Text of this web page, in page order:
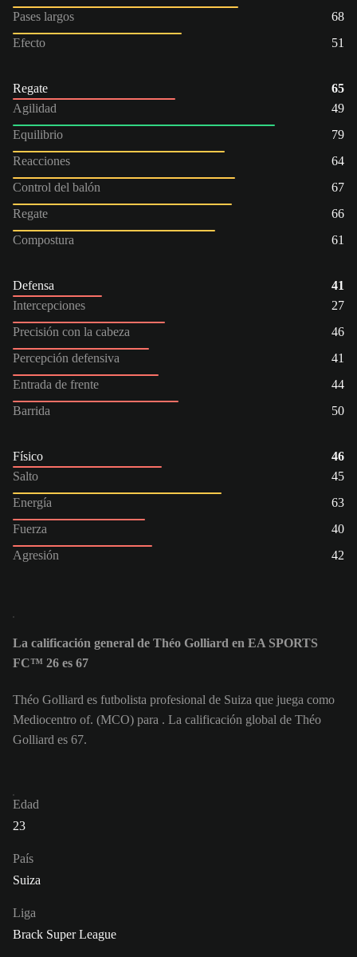
Pases largos
68
Efecto
51
Regate
65
Agilidad
49
Equilibrio
79
Reacciones
64
Control del balón
67
Regate
66
Compostura
61
Defensa
41
Intercepciones
27
Precisión con la cabeza
46
Percepción defensiva
41
Entrada de frente
44
Barrida
50
Físico
46
Salto
45
Energía
63
Fuerza
40
Agresión
42
La calificación general de Théo Golliard en EA SPORTS
FC™ 26 es 67
Théo Golliard es futbolista profesional de Suiza que juega como
Mediocentro of. (MCO) para . La calificación global de Théo
Golliard es 67.
Edad
23
País
Suiza
Liga
Brack Super League